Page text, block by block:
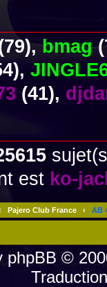
bmag
(41),
est ko-
Pajero Club France ‹ AB
phpBB ©